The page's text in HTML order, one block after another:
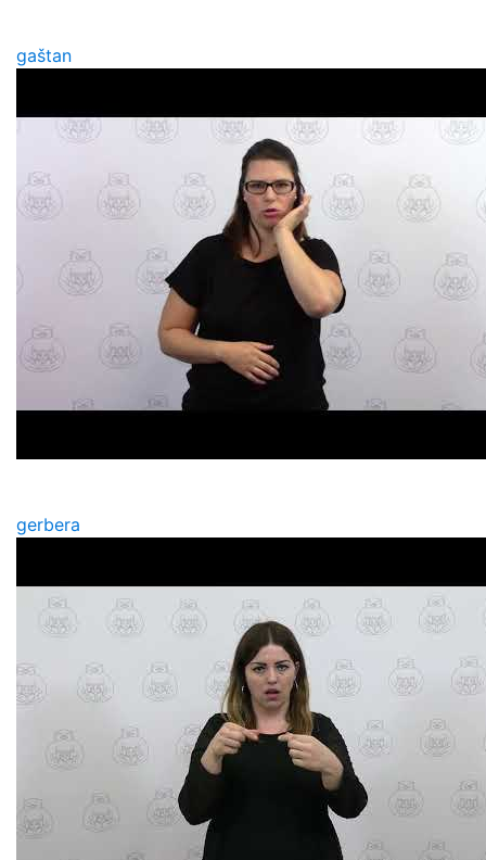
gaštan
gerbera